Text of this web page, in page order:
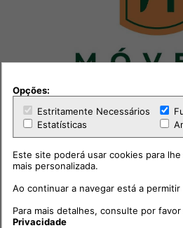
Opções:
Estritamente Necessários
Estatísticas
Este site poderá usar cookies para
mais personalizada.
Ao continuar a navegar está a permitir
Para mais detalhes, consulte por
Privacidade